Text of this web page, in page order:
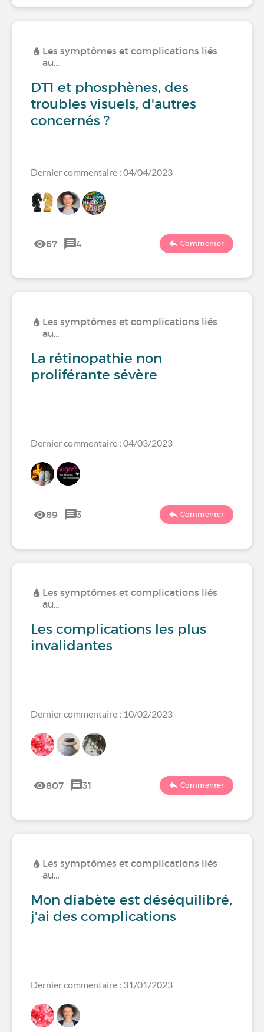
Les symptômes et complications liés
au…
DT1 et phosphènes, des
troubles visuels, d'autres
concernés ?
Dernier commentaire : 04/04/2023
67 4 Commenter
Les symptômes et complications liés
au…
La rétinopathie non
proliférante sévère
Dernier commentaire : 04/03/2023
89 3 Commenter
Les symptômes et complications liés
au…
Les complications les plus
invalidantes
Dernier commentaire : 10/02/2023
807 31 Commenter
Les symptômes et complications liés
au…
Mon diabète est déséquilibré,
j'ai des complications
Dernier commentaire : 31/01/2023